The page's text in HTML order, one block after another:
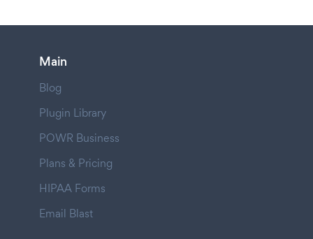
Main
Blog
Plugin Library
POWR Business
Plans & Pricing
HIPAA Forms
Email Blast